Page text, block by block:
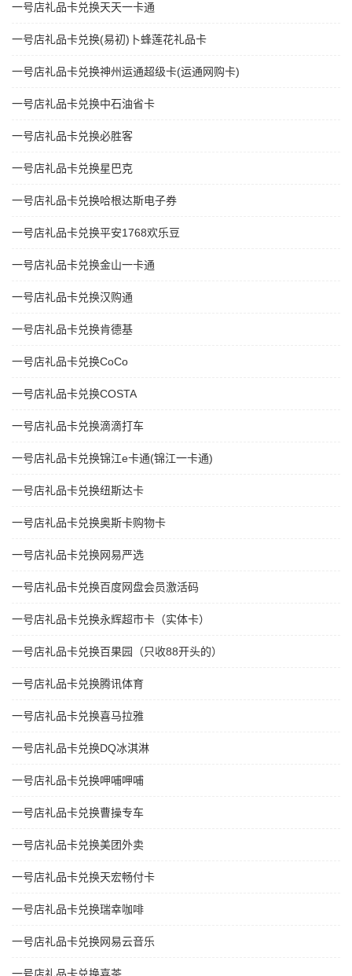
一号店礼品卡兑换天天一卡通
一号店礼品卡兑换(易初)卜蜂莲花礼品卡
一号店礼品卡兑换神州运通超级卡(运通网购卡)
一号店礼品卡兑换中石油省卡
一号店礼品卡兑换必胜客
一号店礼品卡兑换星巴克
一号店礼品卡兑换哈根达斯电子券
一号店礼品卡兑换平安1768欢乐豆
一号店礼品卡兑换金山一卡通
一号店礼品卡兑换汉购通
一号店礼品卡兑换肯德基
一号店礼品卡兑换CoCo
一号店礼品卡兑换COSTA
一号店礼品卡兑换滴滴打车
一号店礼品卡兑换锦江e卡通(锦江一卡通)
一号店礼品卡兑换纽斯达卡
一号店礼品卡兑换奥斯卡购物卡
一号店礼品卡兑换网易严选
一号店礼品卡兑换百度网盘会员激活码
一号店礼品卡兑换永辉超市卡（实体卡）
一号店礼品卡兑换百果园（只收88开头的）
一号店礼品卡兑换腾讯体育
一号店礼品卡兑换喜马拉雅
一号店礼品卡兑换DQ冰淇淋
一号店礼品卡兑换呷哺呷哺
一号店礼品卡兑换曹操专车
一号店礼品卡兑换美团外卖
一号店礼品卡兑换天宏畅付卡
一号店礼品卡兑换瑞幸咖啡
一号店礼品卡兑换网易云音乐